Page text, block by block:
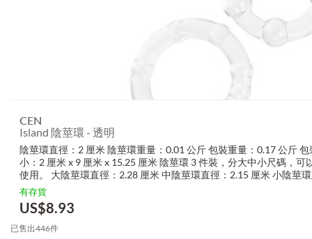
CEN
Island 陰莖環 - 透明
陰莖環直徑：2 厘米 陰莖環重量：0.01 公斤 包裝重量：0.17 公斤 包
小：2 厘米 x 9 厘米 x 15.25 厘米 陰莖環 3 件裝，分大中小尺碼，可
使用。 大陰莖環直徑：2.28 厘米 中陰莖環直徑：2.15 厘米 小陰莖
1.9 厘米...
有存貨
US$8.93
已售出446件